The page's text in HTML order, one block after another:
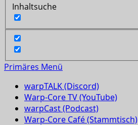
Inhaltsuche
Primäres Menü
warpTALK (Discord)
Warp-Core TV (YouTube)
warpCast (Podcast)
Warp-Core Café (Stammtisch)